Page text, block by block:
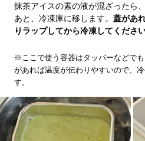
抹茶アイスの素の液が混ざったら
あと、冷凍庫に移します。 蓋があ
りラップしてから冷凍してくださ
※ここで使う容器はタッパーなどでも
があれば温度が伝わりやすいので、
す。